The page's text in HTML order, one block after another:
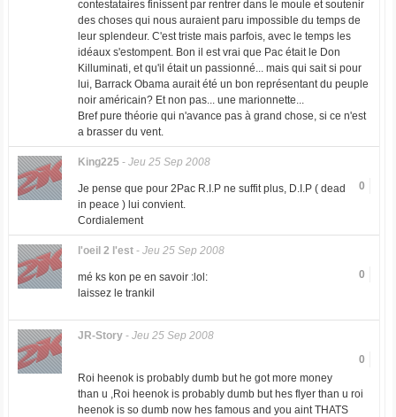
contestataires finissent par rentrer dans le moule et soutenir
des choses qui nous auraient paru impossible du temps de
leur splendeur. C'est triste mais parfois, avec le temps les
idéaux s'estompent. Bon il est vrai que Pac était le Don
Killuminati, et qu'il était un passionné... mais qui sait si pour
lui, Barrack Obama aurait été un bon représentant du peuple
noir américain? Et non pas... une marionnette...
Bref pure théorie qui n'avance pas à grand chose, si ce n'est
a brasser du vent.
King225- Jeu 25 Sep 2008
0
Je pense que pour 2Pac R.I.P ne suffit plus, D.I.P ( dead
in peace ) lui convient.
Cordialement
l'oeil 2 l'est- Jeu 25 Sep 2008
0
mé ks kon pe en savoir :lol:
laissez le trankil
JR-Story- Jeu 25 Sep 2008
0
Roi heenok is probably dumb but he got more money
than u ,Roi heenok is probably dumb but hes flyer than u roi
heenok is so dumb now hes famous and you aint THATS